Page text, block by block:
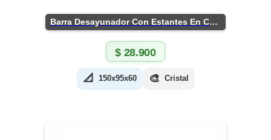
Barra Desayunador Con Estantes En Chapa
$28.900
📐 150x95x60 🎨 Cristal